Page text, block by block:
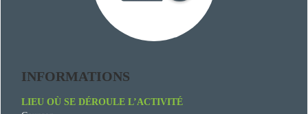
INFORMATIONS
LIEU OÙ SE DÉROULE L’ACTIVITÉ